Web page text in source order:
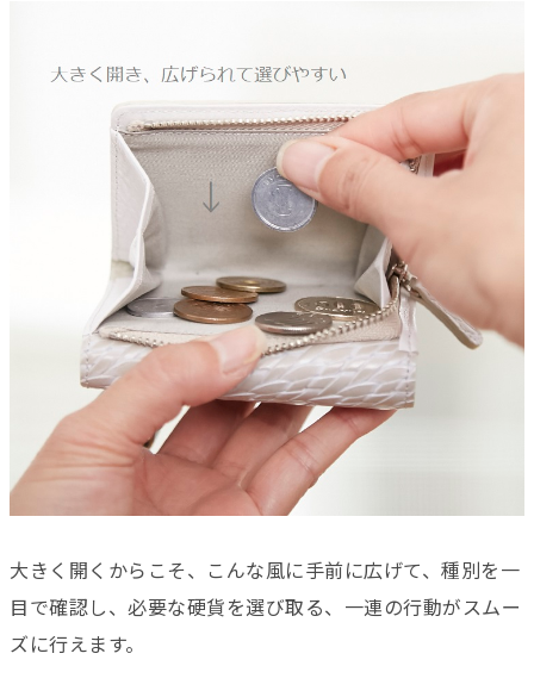
大きく開くからこそ、こんな風に手前に広げて、種別を一
目で確認し、必要な硬貨を選び取る、一連の行動がスムー
ズに行えます。